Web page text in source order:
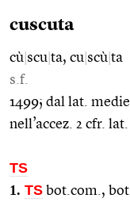
cuscuta
cù scu ta, cu scù ta
s.f.
1499; dal lat.
nell’accez. 2 cfr.
TS
1. TS bot.com.,